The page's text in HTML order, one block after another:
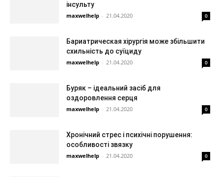
інсульту
maxwelhelp - 21.04.2020 0
Бариатрическая хірургія може збільшити
схильність до суїциду
maxwelhelp - 21.04.2020 0
Буряк – ідеальний засіб для
оздоровлення серця
maxwelhelp - 21.04.2020 0
Хронічний стрес і психічні порушення:
особливості звязку
maxwelhelp - 21.04.2020 0